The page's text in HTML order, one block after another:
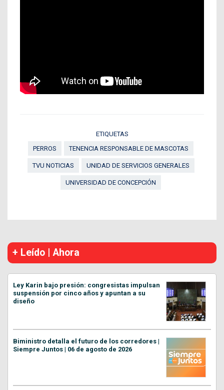
ETIQUETAS
PERROS
TENENCIA RESPONSABLE DE MASCOTAS
TVU NOTICIAS UNIDAD DE SERVICIOS GENERALES
UNIVERSIDAD DE CONCEPCIÓN
+ Leído | Ahora
Ley Karin bajo presión: congresistas impulsan
suspensión por cinco años y apuntan a su
diseño
Biministro detalla el futuro de los corredores |
Siempre Juntos | 06 de agosto de 2026